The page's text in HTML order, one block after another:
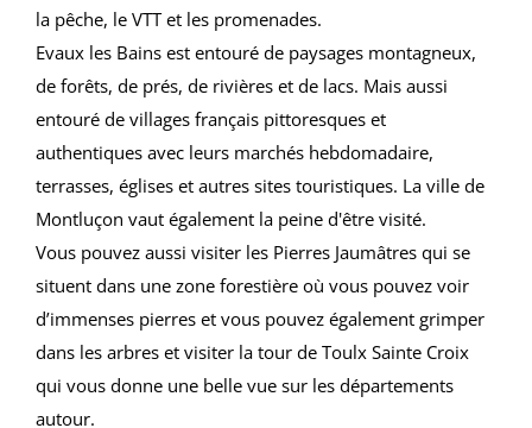
la pêche, le VTT et les promenades.
Evaux les Bains est entouré de paysages montagneux,
de forêts, de prés, de rivières et de lacs. Mais aussi
entouré de villages français pittoresques et
authentiques avec leurs marchés hebdomadaire,
terrasses, églises et autres sites touristiques. La ville de
Montluçon vaut également la peine d'être visité.
Vous pouvez aussi visiter les Pierres Jaumâtres qui se
situent dans une zone forestière où vous pouvez voir
d’immenses pierres et vous pouvez également grimper
dans les arbres et visiter la tour de Toulx Sainte Croix
qui vous donne une belle vue sur les départements
autour.